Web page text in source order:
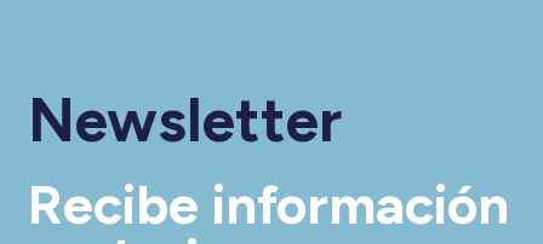
Newsletter
Recibe información